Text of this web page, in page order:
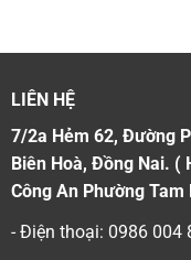
LIÊN HỆ
7/2a Hẻm 62, Đường
Biên Hoà, Đồng Nai. (
Công An Phường Tam
- Điện thoại: 0986 004